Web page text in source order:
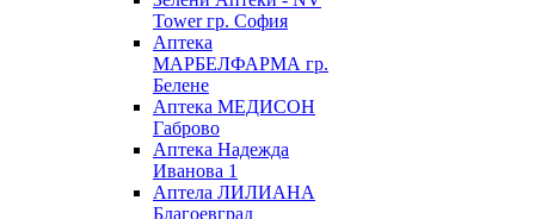
Tower гр. София
Аптека
МАРБЕЛФАРМА гр.
Белене
Аптека МЕДИСОН
Габрово
Аптека Надежда
Иванова 1
Аптела ЛИЛИАНА
Благоевград